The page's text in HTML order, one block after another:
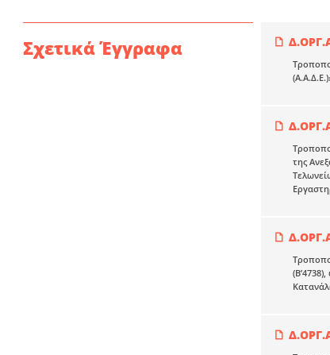
Σχετικά Έγγραφα
της